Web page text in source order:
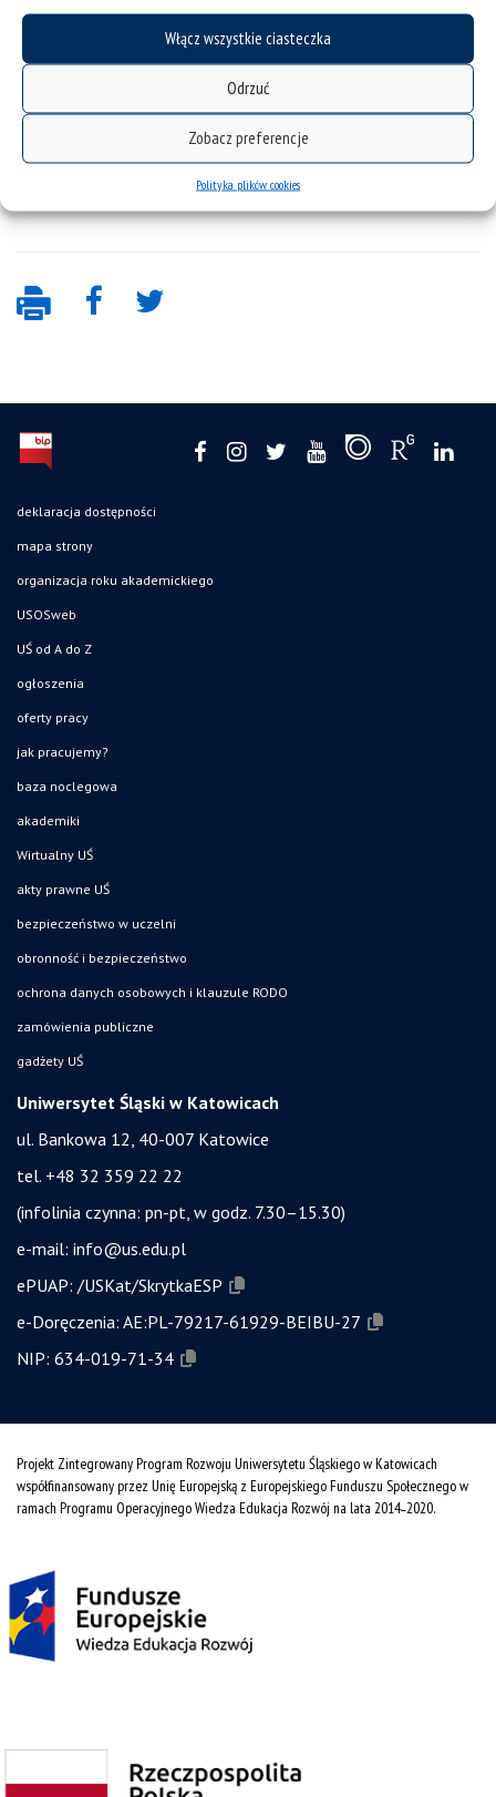
Włącz wszystkie ciasteczka
Odrzuć
Zobacz preferencje
Polityka plików cookies
deklaracja dostępności
mapa strony
organizacja roku akademickiego
USOSweb
UŚ od A do Z
ogłoszenia
oferty pracy
jak pracujemy?
baza noclegowa
akademiki
Wirtualny UŚ
akty prawne UŚ
bezpieczeństwo w uczelni
obronność i bezpieczeństwo
ochrona danych osobowych i klauzule RODO
zamówienia publiczne
gadżety UŚ
Uniwersytet Śląski w Katowicach
ul. Bankowa 12, 40-007 Katowice
tel. +48 32 359 22 22
(infolinia czynna: pn-pt, w godz. 7.30–15.30)
e-mail: info@us.edu.pl
ePUAP: /USKat/SkrytkaESP
e-Doręczenia: AE:PL-79217-61929-BEIBU-27
NIP: 634-019-71-34
Projekt Zintegrowany Program Rozwoju Uniwersytetu Śląskiego w Katowicach
współfinansowany przez Unię Europejską z Europejskiego Funduszu Społecznego w
ramach Programu Operacyjnego Wiedza Edukacja Rozwój na lata 2014˗2020.